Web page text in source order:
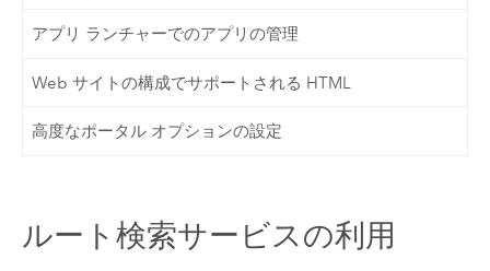
アプリ ランチャーでのアプリの管理
Web サイトの構成でサポートされる HTML
高度なポータル オプションの設定
ルート検索サービスの利用